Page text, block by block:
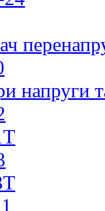
напруги